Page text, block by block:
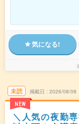
気になる!
未読
NEW
掲載日 2026/08/08
＼人気の夜勤